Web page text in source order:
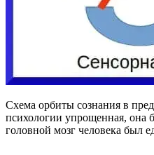
Схема орбиты сознания в
психологии упрощенная, она
головной мозг человека был